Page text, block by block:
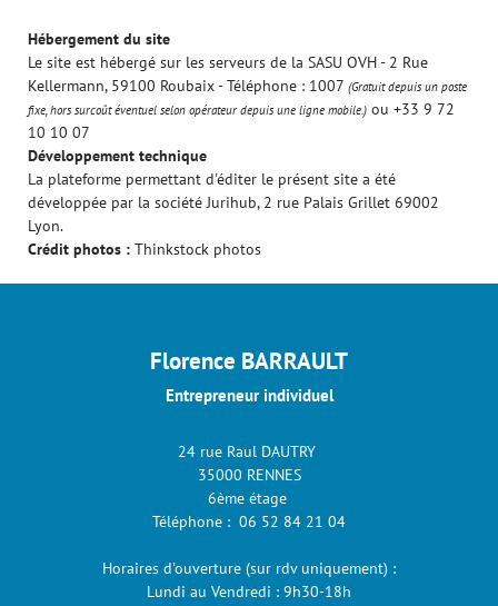
Hébergement du site
Le site est hébergé sur les serveurs de la SASU OVH - 2 Rue
Kellermann, 59100 Roubaix - Téléphone : 1007 (Gratuit depuis un poste
fixe, hors surcoût éventuel selon opérateur depuis une ligne mobile.) ou +33 9 72
10 10 07
Développement technique
La plateforme permettant d'éditer le présent site a été
développée par la société Jurihub, 2 rue Palais Grillet 69002
Lyon.
Crédit photos : Thinkstock photos
Florence BARRAULT
Entrepreneur individuel
24 rue Raul DAUTRY
35000 RENNES
6ème étage
Téléphone : 06 52 84 21 04
Horaires d'ouverture (sur rdv uniquement) :
Lundi au Vendredi : 9h30-18h